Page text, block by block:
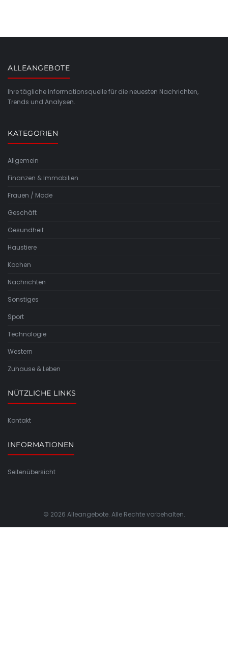
ALLEANGEBOTE
Ihre tägliche Informationsquelle für die neuesten Nachrichten,
Trends und Analysen.
KATEGORIEN
Allgemein
Finanzen & Immobilien
Frauen / Mode
Geschäft
Gesundheit
Haustiere
Kochen
Nachrichten
Sonstiges
Sport
Technologie
Western
Zuhause & Leben
NÜTZLICHE LINKS
Kontakt
INFORMATIONEN
Seitenübersicht
© 2026 Alleangebote. Alle Rechte vorbehalten.